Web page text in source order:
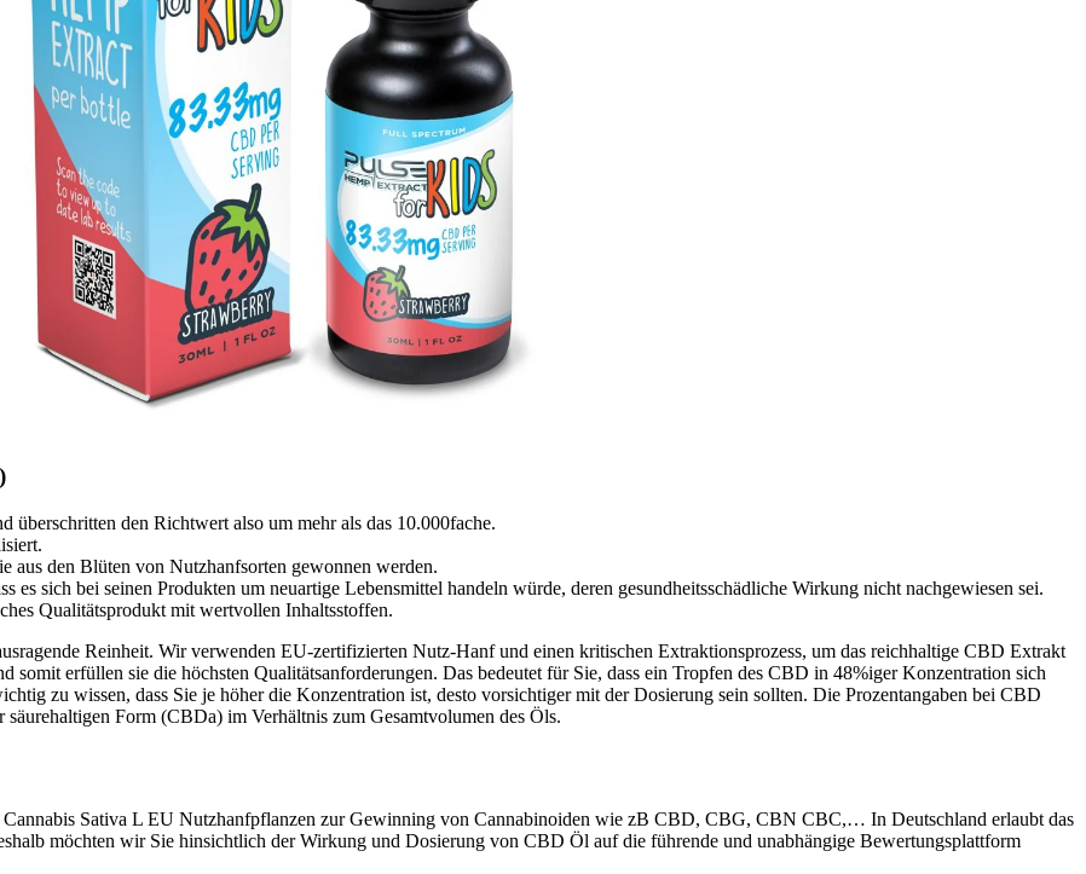
den Richtwert also um mehr als das 10.000fache.
aus den Blüten von Nutzhanfsorten gewonnen werden.
sich bei seinen Produkten um neuartige Lebensmittel handeln würde, deren gesundheitsschädliche Wirkung nicht nachgewiesen sei.
Qualitätsprodukt mit wertvollen Inhaltsstoffen.
Reinheit. Wir verwenden EU-zertifizierten Nutz-Hanf und einen kritischen Extraktionsprozess, um das reichhaltige CBD Extrakt
erfüllen sie die höchsten Qualitätsanforderungen. Das bedeutet für Sie, dass ein Tropfen des CBD in 48%iger Konzentration sich
zu wissen, dass Sie je höher die Konzentration ist, desto vorsichtiger mit der Dosierung sein sollten. Die Prozentangaben bei CBD
Form (CBDa) im Verhältnis zum Gesamtvolumen des Öls.
Cannabis Sativa L EU Nutzhanfpflanzen zur Gewinning von Cannabinoiden wie zB CBD, CBG, CBN CBC,… In Deutschland erlaubt das
möchten wir Sie hinsichtlich der Wirkung und Dosierung von CBD Öl auf die führende und unabhängige Bewertungsplattform